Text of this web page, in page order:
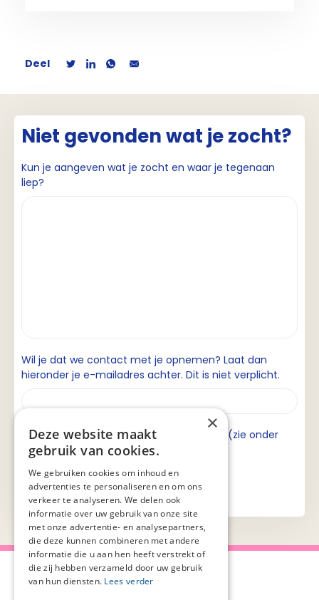
Deel
Niet gevonden wat je zocht?
Kun je aangeven wat je zocht en waar je tegenaan
liep?
Wil je dat we contact met je opnemen? Laat dan
hieronder je e-mailadres achter. Dit is niet verplicht.
Ik ga akkoord met de privacyverklaring (zie onder
aan de pagina).
×
Deze website maakt
gebruik van cookies.
We gebruiken cookies om inhoud en
advertenties te personaliseren en om ons
verkeer te analyseren. We delen ook
informatie over uw gebruik van onze site
met onze advertentie- en analysepartners,
die deze kunnen combineren met andere
informatie die u aan hen heeft verstrekt of
die zij hebben verzameld door uw gebruik
van hun diensten. Lees verder